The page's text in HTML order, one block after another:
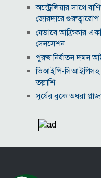
অস্ট্রেলিয়ার সাথে
জোরদারে গুরুত্বারোপ
যেভাবে আফ্রিকার
সেনসেশন
পুরুষ নির্যাতন দমন
ভিআইপি-সিআইপিসহ
তল্লাশি
সূর্যের বুকে অধরা
উপমহাদেশের
কোটি টাকার মৃত্যু